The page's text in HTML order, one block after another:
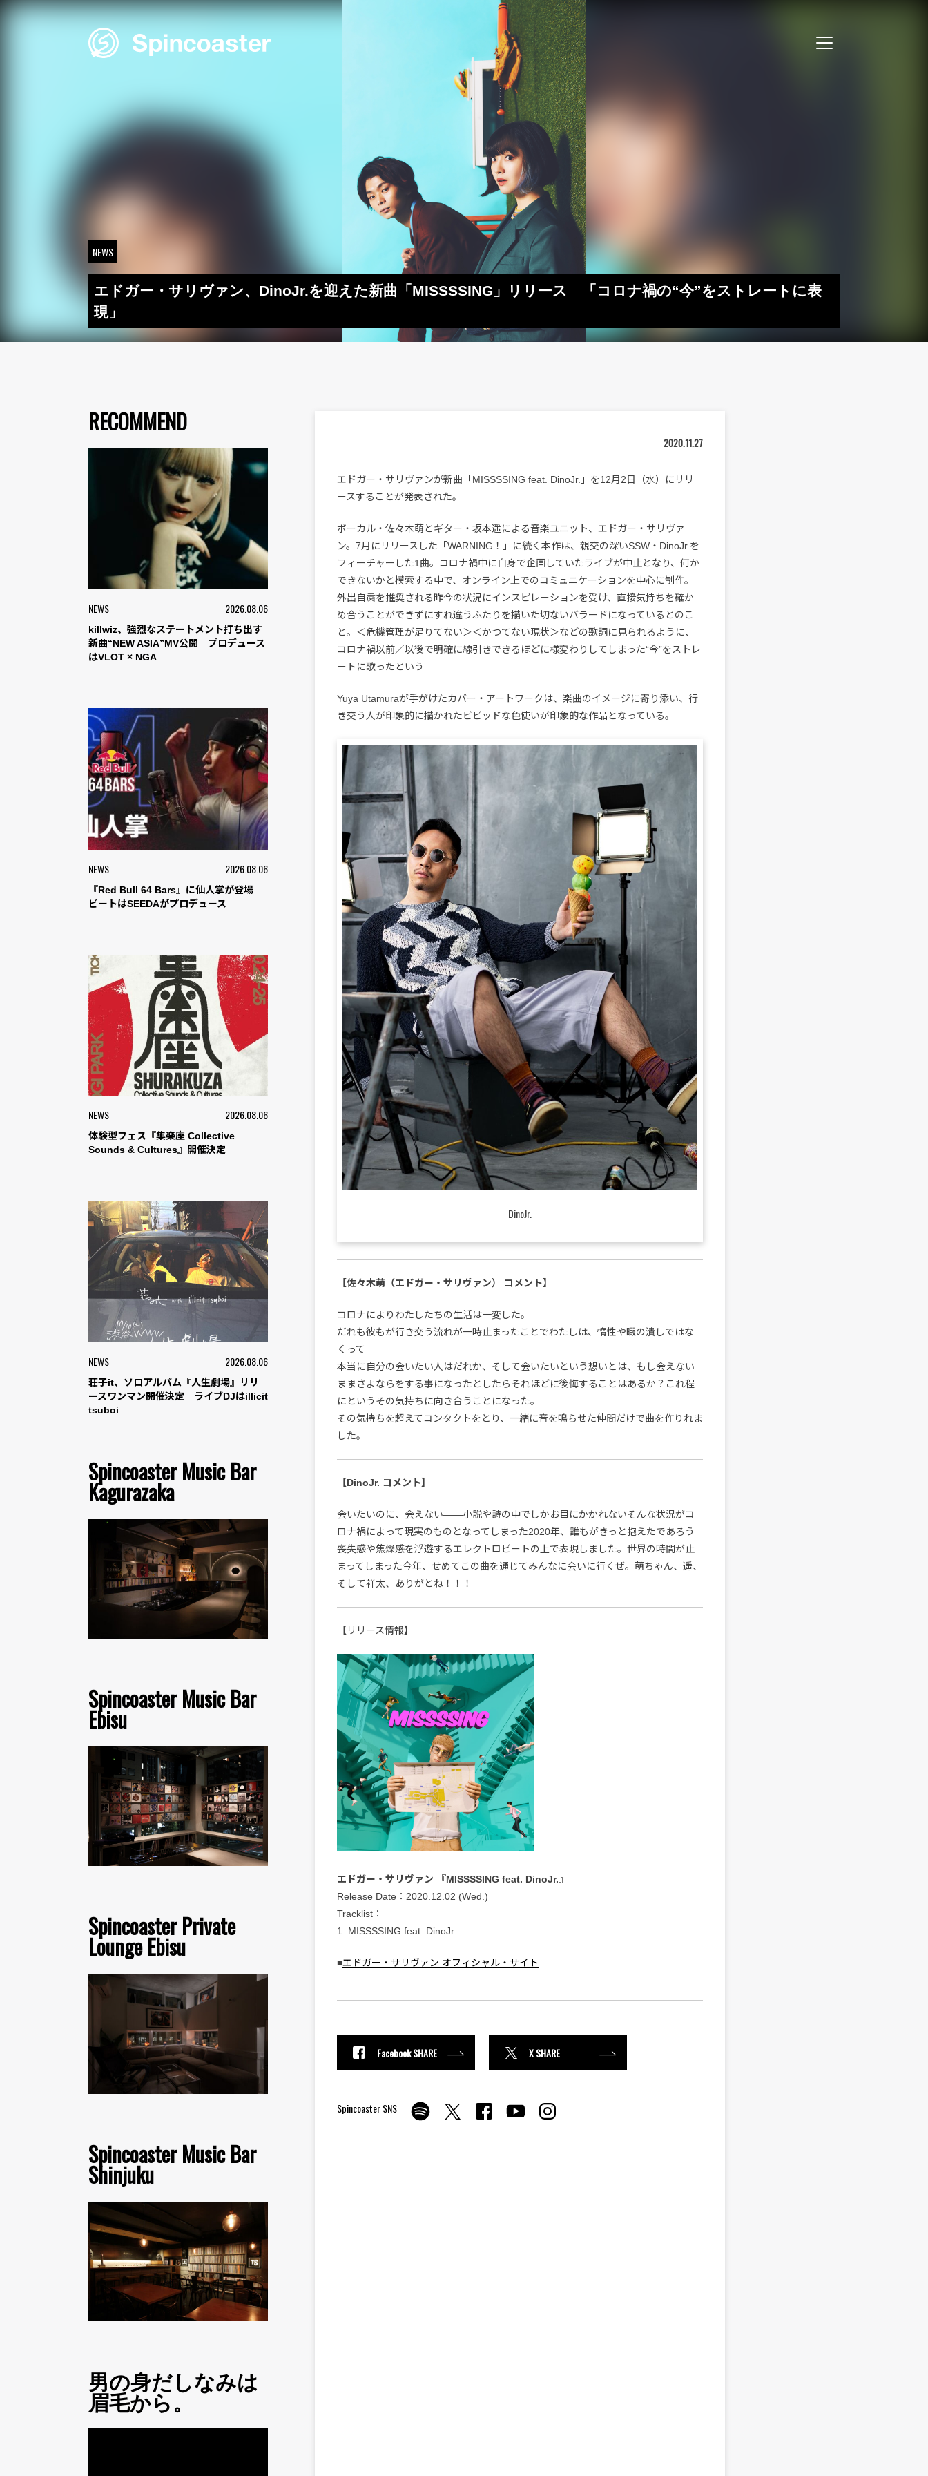
Skip
NEWS
エドガー・サリヴァン、DinoJr.を迎えた新曲「MISSSSING」リリース 「コロナ禍の“今”をストレートに表
現」
RECOMMEND
NEWS 2026.08.06
killwiz、強烈なステートメント打ち出す
新曲“NEW ASIA”MV公開 プロデュース
はVLOT × NGA
NEWS 2026.08.06
『Red Bull 64 Bars』に仙人掌が登場
ビートはSEEDAがプロデュース
NEWS 2026.08.06
体験型フェス『集楽座 Collective
Sounds & Cultures』開催決定
NEWS 2026.08.06
荘子it、ソロアルバム『人生劇場』リリ
ースワンマン開催決定 ライブDJはillicit
tsuboi
Spincoaster Music Bar
Kagurazaka
Spincoaster Music Bar
Ebisu
Spincoaster Private
Lounge Ebisu
Spincoaster Music Bar
Shinjuku
男の身だしなみは
眉毛から。
2020.11.27
エドガー・サリヴァンが新曲「MISSSSING feat. DinoJr.」を12月2日（水）にリリ
ースすることが発表された。
ボーカル・佐々木萌とギター・坂本遥による音楽ユニット、エドガー・サリヴァ
ン。7月にリリースした「WARNING！」に続く本作は、親交の深いSSW・DinoJr.を
フィーチャーした1曲。コロナ禍中に自身で企画していたライブが中止となり、何か
できないかと模索する中で、オンライン上でのコミュニケーションを中心に制作。
外出自粛を推奨される昨今の状況にインスピレーションを受け、直接気持ちを確か
め合うことができずにすれ違うふたりを描いた切ないバラードになっているとのこ
と。＜危機管理が足りてない＞＜かつてない現状＞などの歌詞に見られるように、
コロナ禍以前／以後で明確に線引きできるほどに様変わりしてしまった“今”をストレ
ートに歌ったという
Yuya Utamuraが手がけたカバー・アートワークは、楽曲のイメージに寄り添い、行
き交う人が印象的に描かれたビビッドな色使いが印象的な作品となっている。
DinoJr.
【佐々木萌（エドガー・サリヴァン） コメント】
コロナによりわたしたちの生活は一変した。
だれも彼もが行き交う流れが一時止まったことでわたしは、惰性や暇の潰しではな
くって
本当に自分の会いたい人はだれか、そして会いたいという想いとは、もし会えない
ままさよならをする事になったとしたらそれほどに後悔することはあるか？これ程
にというその気持ちに向き合うことになった。
その気持ちを超えてコンタクトをとり、一緒に音を鳴らせた仲間だけで曲を作りれま
した。
【DinoJr. コメント】
会いたいのに、会えない――小説や詩の中でしかお目にかかれないそんな状況がコ
ロナ禍によって現実のものとなってしまった2020年、誰もがきっと抱えたであろう
喪失感や焦燥感を浮遊するエレクトロビートの上で表現しました。世界の時間が止
まってしまった今年、せめてこの曲を通じてみんなに会いに行くぜ。萌ちゃん、遥、
そして祥太、ありがとね！！！
【リリース情報】
エドガー・サリヴァン 『MISSSSING feat. DinoJr.』
Release Date：2020.12.02 (Wed.)
Tracklist：
1. MISSSSING feat. DinoJr.
■エドガー・サリヴァン オフィシャル・サイト
Facebook SHARE X SHARE
Spincoaster SNS